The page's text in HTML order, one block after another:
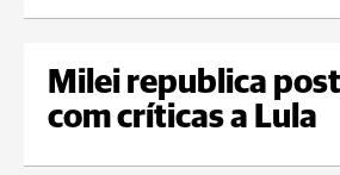
Milei republica
com críticas a Lula